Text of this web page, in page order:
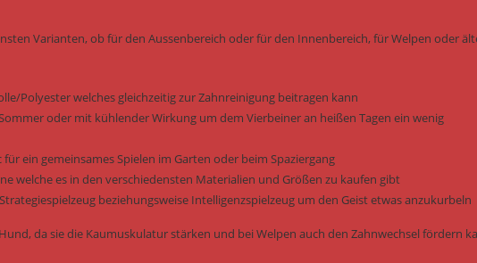
Varianten, ob für den Aussenbereich oder für den Innenbereich, für Welpen oder
Polyester welches gleichzeitig zur Zahnreinigung beitragen kann
oder mit kühlender Wirkung um dem Vierbeiner an heißen Tagen ein wenig
ein gemeinsames Spielen im Garten oder beim Spaziergang
welche es in den verschiedensten Materialien und Größen zu kaufen gibt
beziehungsweise Intelligenzspielzeug um den Geist etwas anzukurbeln
da sie die Kaumuskulatur stärken und bei Welpen auch den Zahnwechsel fördern